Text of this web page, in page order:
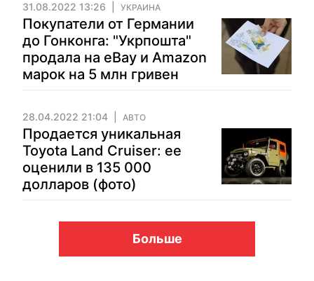
31.08.2022 13:26 УКРАИНА
Покупатели от Германии
до Гонконга: "Укрпошта"
продала на еBay и Amazon
марок на 5 млн гривен
28.04.2022 21:04 АВТО
Продается уникальная
Toyota Land Cruiser: ее
оценили в 135 000
долларов (фото)
Больше